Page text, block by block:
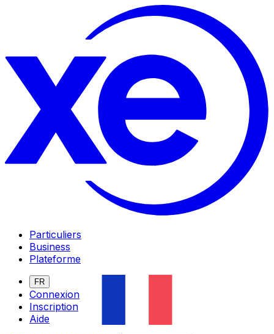
Particuliers
Business
Plateforme
FR
Connexion
Inscription
Aide